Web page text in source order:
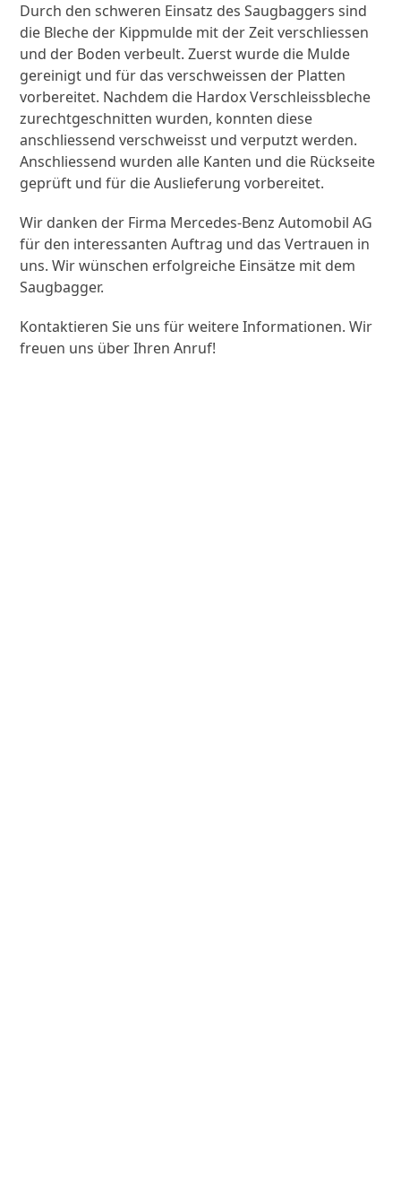
Durch den schweren Einsatz des Saugbaggers sind
die Bleche der Kippmulde mit der Zeit verschliessen
und der Boden verbeult. Zuerst wurde die Mulde
gereinigt und für das verschweissen der Platten
vorbereitet. Nachdem die Hardox Verschleissbleche
zurechtgeschnitten wurden, konnten diese
anschliessend verschweisst und verputzt werden.
Anschliessend wurden alle Kanten und die Rückseite
geprüft und für die Auslieferung vorbereitet.
Wir danken der Firma Mercedes-Benz Automobil AG
für den interessanten Auftrag und das Vertrauen in
uns. Wir wünschen erfolgreiche Einsätze mit dem
Saugbagger.
Kontaktieren Sie uns für weitere Informationen. Wir
freuen uns über Ihren Anruf!